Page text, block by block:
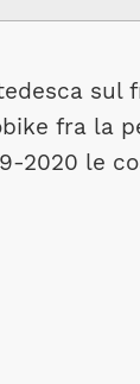
fra la
2020 le